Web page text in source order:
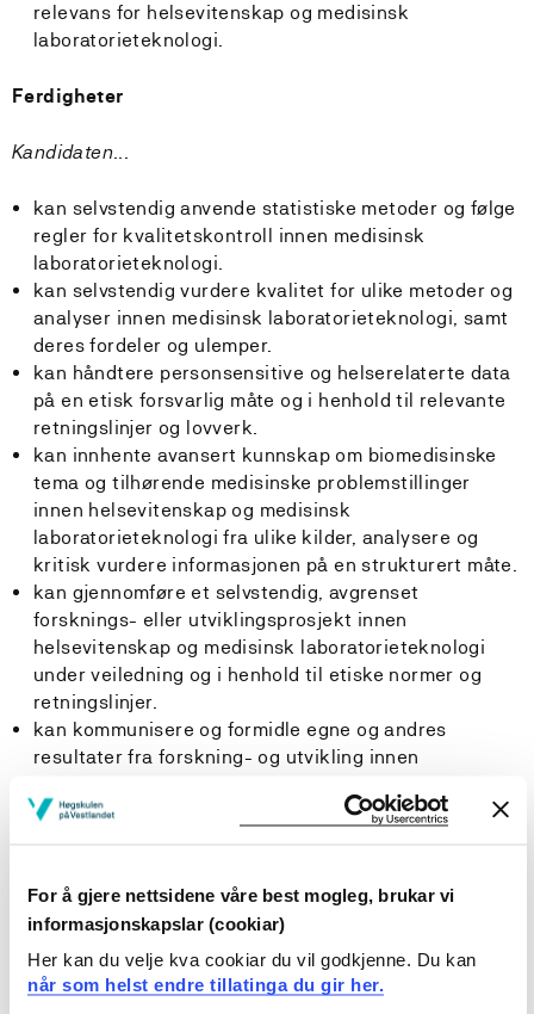
For å gjere nettsidene våre best mogleg, brukar vi
informasjonskapslar (cookiar)
Her kan du velje kva cookiar du vil godkjenne. Du kan
når som helst endre tillatinga du gir her.
relevans for helsevitenskap og medisinsk
laboratorieteknologi.
Ferdigheter
Kandidaten...
kan selvstendig anvende statistiske metoder og følge
regler for kvalitetskontroll innen medisinsk
laboratorieteknologi.
kan selvstendig vurdere kvalitet for ulike metoder og
analyser innen medisinsk laboratorieteknologi, samt
deres fordeler og ulemper.
kan håndtere personsensitive og helserelaterte data
på en etisk forsvarlig måte og i henhold til relevante
retningslinjer og lovverk.
kan innhente avansert kunnskap om biomedisinske
tema og tilhørende medisinske problemstillinger
innen helsevitenskap og medisinsk
laboratorieteknologi fra ulike kilder, analysere og
kritisk vurdere informasjonen på en strukturert måte.
kan gjennomføre et selvstendig, avgrenset
forsknings- eller utviklingsprosjekt innen
helsevitenskap og medisinsk laboratorieteknologi
under veiledning og i henhold til etiske normer og
retningslinjer.
kan kommunisere og formidle egne og andres
resultater fra forskning- og utvikling innen
både spesialister og allmennheten.
gi tilbakemeldinger.
Generell kompetanse